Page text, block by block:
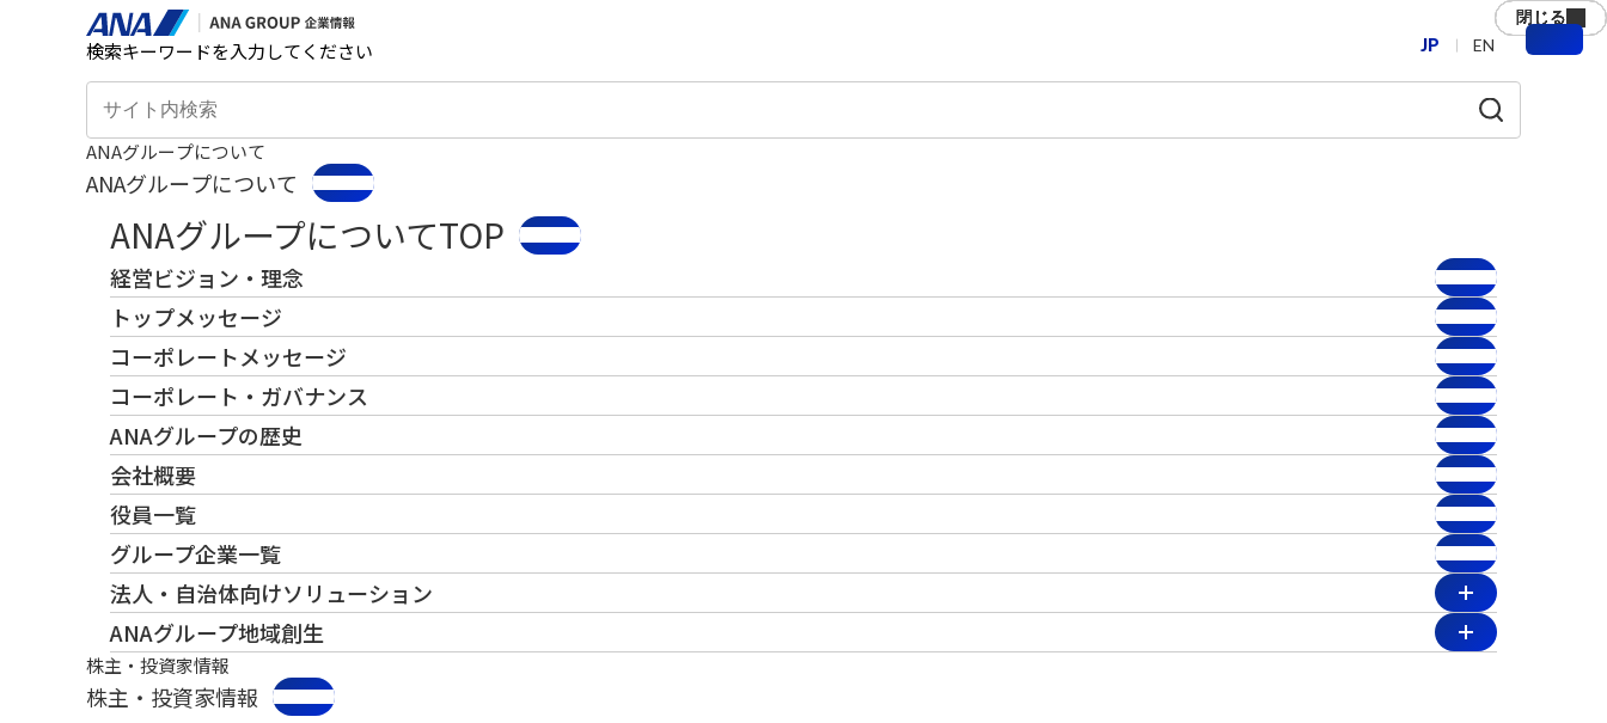
JP EN
検索キーワードを入力してください
ANAグループについて
ANAグループについて
ANAグループについてTOP
経営ビジョン・理念
トップメッセージ
コーポレートメッセージ
コーポレート・ガバナンス
ANAグループの歴史
会社概要
役員一覧
グループ企業一覧
法人・自治体向けソリューション
ANAグループ地域創生
閉じる
株主・投資家情報
株主・投資家情報
閉じる
閉じる
閉じる
閉じる
閉じる